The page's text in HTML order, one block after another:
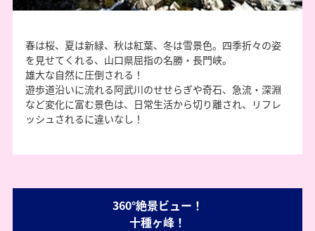
春は桜、夏は新緑、秋は紅葉、冬は雪景色。四季折々の姿
を見せてくれる、山口県屈指の名勝・長門峡。
雄大な自然に圧倒される！
遊歩道沿いに流れる阿武川のせせらぎや奇石、急流・深淵
など変化に富む景色は、日常生活から切り離され、リフレ
ッシュされるに違いなし！
360°絶景ビュー！
十種ヶ峰！